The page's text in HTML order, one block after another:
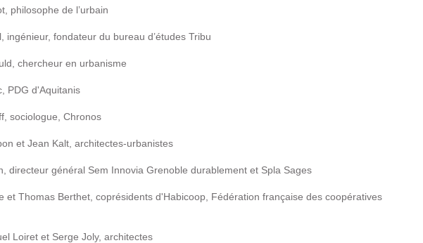
philosophe de l’urbain
ingénieur, fondateur du bureau d’études Tribu
chercheur en urbanisme
PDG d'Aquitanis
sociologue, Chronos
et Jean Kalt, architectes-urbanistes
directeur général Sem Innovia Grenoble durablement et Spla Sages
et Thomas Berthet, coprésidents d'Habicoop, Fédération française des coopératives
Loiret et Serge Joly, architectes